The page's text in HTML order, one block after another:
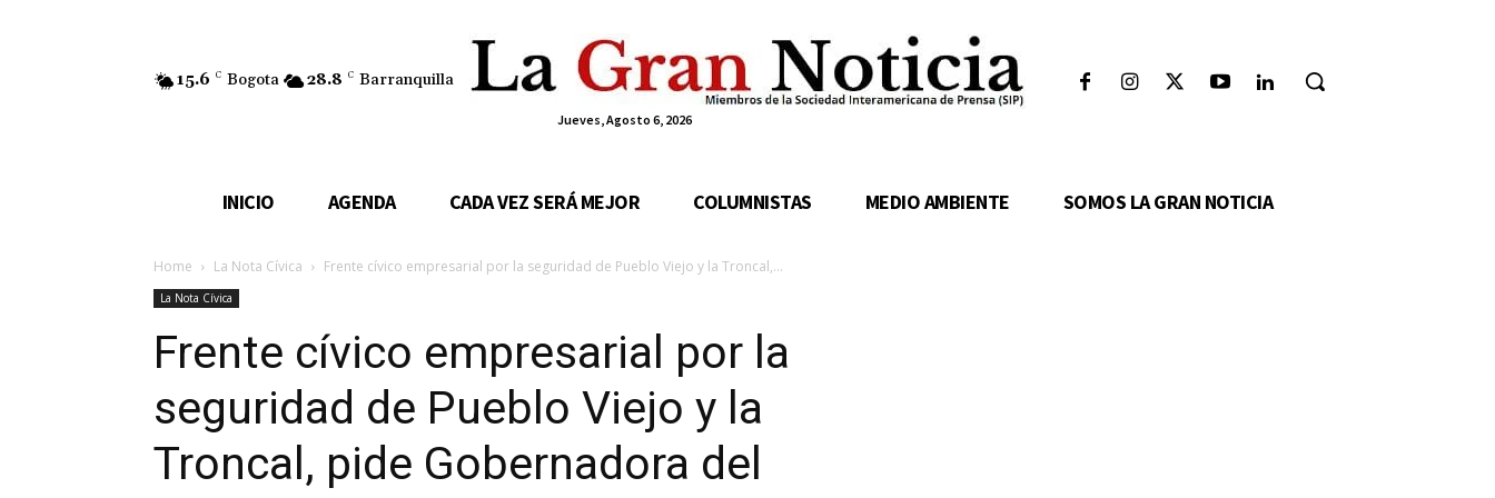
15.6 C Bogota 28.8 C Barranquilla
Jueves, Agosto 6, 2026
INICIO AGENDA CADA VEZ SERÁ MEJOR COLUMNISTAS MEDIO AMBIENTE SOMOS LA GRAN NOTICIA
Home La Nota Cívica Frente cívico empresarial por la seguridad de Pueblo Viejo y la Troncal,...
La Nota Cívica
Frente cívico empresarial por la
seguridad de Pueblo Viejo y la
Troncal, pide Gobernadora del